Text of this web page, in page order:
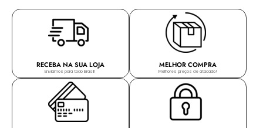
RECEBA NA SUA LOJA
Enviamos para todo Brasil!
MELHOR COMPRA
Melhores preços de atacado!